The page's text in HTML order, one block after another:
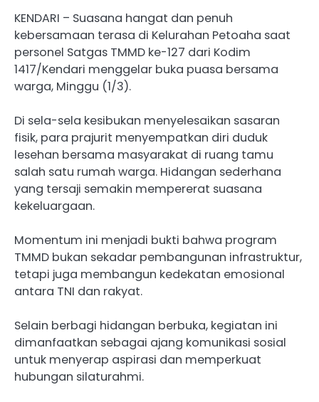
KENDARI – Suasana hangat dan penuh
kebersamaan terasa di Kelurahan Petoaha saat
personel Satgas TMMD ke-127 dari Kodim
1417/Kendari menggelar buka puasa bersama
warga, Minggu (1/3).
Di sela-sela kesibukan menyelesaikan sasaran
fisik, para prajurit menyempatkan diri duduk
lesehan bersama masyarakat di ruang tamu
salah satu rumah warga. Hidangan sederhana
yang tersaji semakin mempererat suasana
kekeluargaan.
Momentum ini menjadi bukti bahwa program
TMMD bukan sekadar pembangunan infrastruktur,
tetapi juga membangun kedekatan emosional
antara TNI dan rakyat.
Selain berbagi hidangan berbuka, kegiatan ini
dimanfaatkan sebagai ajang komunikasi sosial
untuk menyerap aspirasi dan memperkuat
hubungan silaturahmi.